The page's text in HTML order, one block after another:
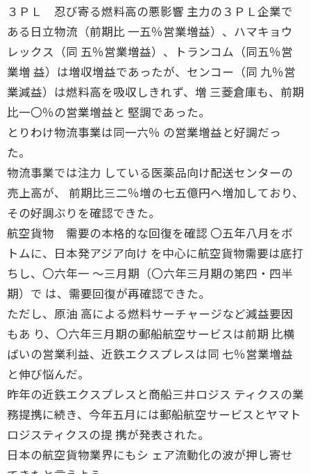
３ＰＬ 忍び寄る燃料高の悪影響 主力の３ＰＬ企業で
ある日立物流（前期比 一五％営業増益）、ハマキョウ
レックス（同 五％営業増益）、トランコム（同五％営
業増 益）は増収増益であったが、センコー（同 九％営
業減益）は燃料高を吸収しきれず、増 三菱倉庫も、前期
比一〇％の営業増益と 堅調であった。
とりわけ物流事業は同一六％ の営業増益と好調だっ
た。
物流事業では注力 している医薬品向け配送センターの
売上高が、 前期比三二％増の七五億円へ増加しており、
その好調ぶりを確認できた。
航空貨物 需要の本格的な回復を確認 〇五年八月をボ
トムに、日本発アジア向け を中心に航空貨物需要は底打
ちし、〇六年一 〜三月期（〇六年三月期の第四・四半
期）で は、需要回復が再確認できた。
ただし、原油 高による燃料サーチャージなど減益要因
もあ り、〇六年三月期の郵船航空サービスは前期 比横
ばいの営業利益、近鉄エクスプレスは同 七％営業増益
と伸び悩んだ。
昨年の近鉄エクスプレスと商船三井ロジス ティクスの業
務提携に続き、今年五月には郵船航空サービスとヤマト
ロジスティクスの提 携が発表された。
日本の航空貨物業界にもシ ェア流動化の波が押し寄せ